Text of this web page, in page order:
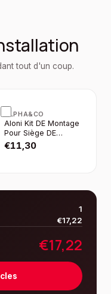
tout d'un coup.
ALPHA&CO
Aloni Kit DE Montage
Pour Siège DE
Toilette, Charnières
INOX
€11,30
1
€17,22
€17,22